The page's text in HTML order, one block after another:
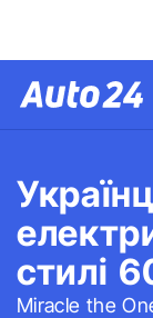
стилі
Miracle the